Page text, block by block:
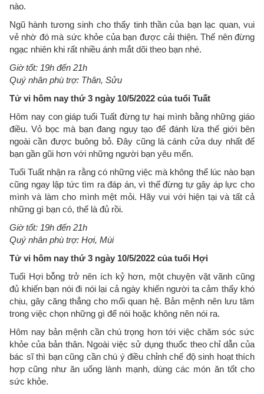
nào.
Ngũ hành tương sinh cho thấy tinh thần của bạn lạc quan, vui
vẻ nhờ đó mà sức khỏe của bạn được cải thiện. Thế nên đừng
ngạc nhiên khi rất nhiều ánh mắt dõi theo bạn nhé.
Giờ tốt: 19h đến 21h
Quý nhân phù trợ: Thân, Sửu
Tử vi hôm nay thứ 3 ngày 10/5/2022 của tuổi Tuất
Hôm nay con giáp tuổi Tuất đừng tự hại mình bằng những giáo
điều. Vỏ bọc mà bạn đang ngụy tạo để đánh lừa thế giới bên
ngoài cần được buông bỏ. Đây cũng là cánh cửa duy nhất để
bạn gần gũi hơn với những người bạn yêu mến.
Tuổi Tuất nhận ra rằng có những việc mà không thể lúc nào bạn
cũng ngay lập tức tìm ra đáp án, vì thế đừng tự gây áp lực cho
mình và làm cho mình mệt mỏi. Hãy vui với hiện tại và tất cả
những gì bạn có, thế là đủ rồi.
Giờ tốt: 19h đến 21h
Quý nhân phù trợ: Hợi, Mùi
Tử vi hôm nay thứ 3 ngày 10/5/2022 của tuổi Hợi
Tuổi Hợi bỗng trở nên ích kỷ hơn, một chuyện vặt vãnh cũng
đủ khiến bạn nói đi nói lại cả ngày khiến người ta cảm thấy khó
chịu, gây căng thẳng cho mối quan hệ. Bản mệnh nên lưu tâm
trong việc chọn những gì để nói hoặc không nên nói ra.
Hôm nay bản mệnh cần chú trọng hơn tới việc chăm sóc sức
khỏe của bản thân. Ngoài việc sử dụng thuốc theo chỉ dẫn của
bác sĩ thì bạn cũng cần chú ý điều chỉnh chế độ sinh hoạt thích
hợp cũng như ăn uống lành mạnh, dùng các món ăn tốt cho
sức khỏe.